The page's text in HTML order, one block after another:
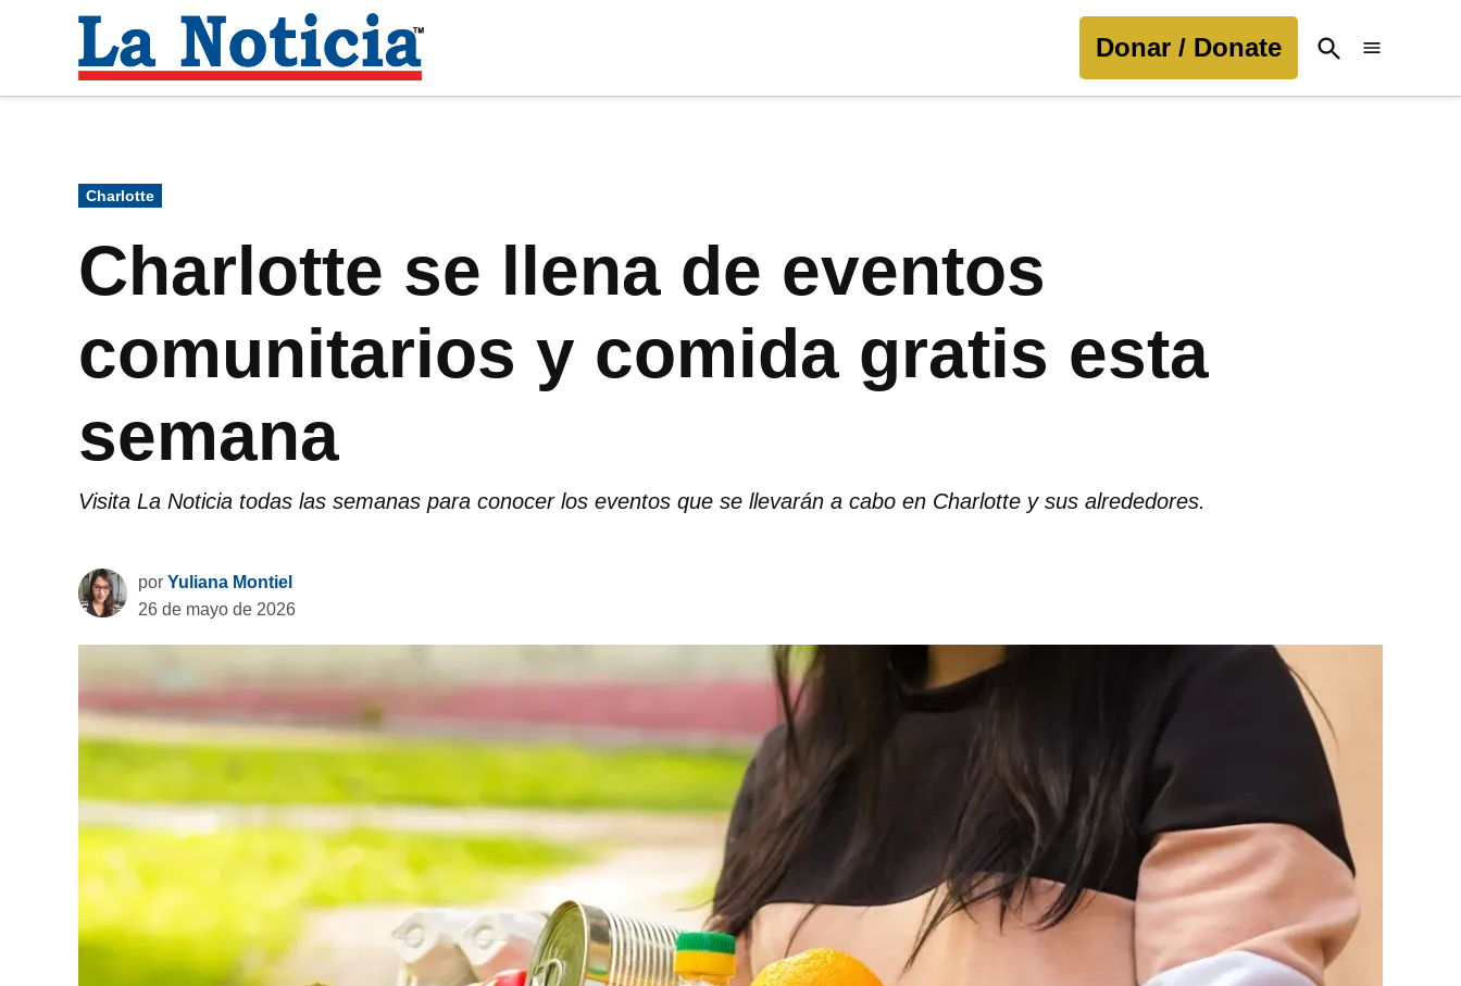
contenido
Noticia
Donar / Donate
Open
Search
Publicado
en
Charlotte
Charlotte se llena de eventos
comunitarios y comida gratis esta
semana
Visita La Noticia todas las semanas para conocer los eventos que se llevarán a cabo en Charlotte y sus alrededores.
por Yuliana Montiel
26 de mayo de 2026